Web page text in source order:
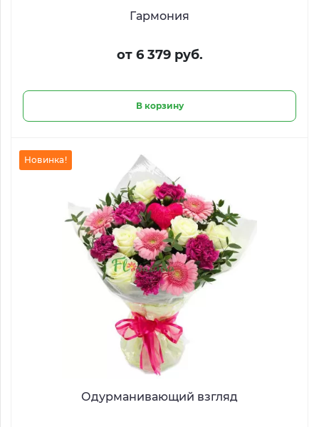
Гармония
от 6 379 руб.
В корзину
Одурманивающий взгляд
Новинка!